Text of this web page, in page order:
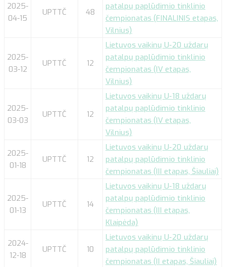
2025-
04-15
UPTTČ 48
patalpų paplūdimio tinklinio
čempionatas (FINALINIS etapas,
Vilnius)
2025-
03-12
UPTTČ 12
Lietuvos vaikinų U-20 uždarų
patalpų paplūdimio tinklinio
čempionatas (IV etapas,
Vilnius)
2025-
03-03
UPTTČ 12
Lietuvos vaikinų U-18 uždarų
patalpų paplūdimio tinklinio
čempionatas (IV etapas,
Vilnius)
2025-
01-18
UPTTČ 12
Lietuvos vaikinų U-20 uždarų
patalpų paplūdimio tinklinio
čempionatas (III etapas, Šiauliai)
2025-
01-13
UPTTČ 14
Lietuvos vaikinų U-18 uždarų
patalpų paplūdimio tinklinio
čempionatas (III etapas,
Klaipėda)
2024-
12-18
UPTTČ 10
Lietuvos vaikinų U-20 uždarų
patalpų paplūdimio tinklinio
čempionatas (II etapas, Šiauliai)